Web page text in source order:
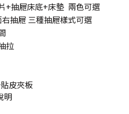
+抽屜床底+床墊 兩色可選
抽屜 三種抽屜樣式可選
拉
皮夾板
明